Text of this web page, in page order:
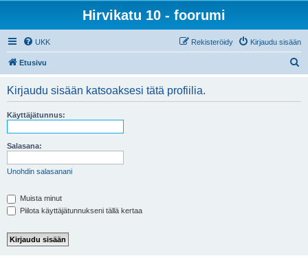
Hirvikatu 10 - foorumi
UKK Kirjaudu sisään
Rekisteröidy
Etusivu
Kirjaudu sisään katsoaksesi tätä profiilia.
Käyttäjätunnus:
Salasana:
Unohdin salasanani
Muista minut
Piilota käyttäjätunnukseni tällä kertaa